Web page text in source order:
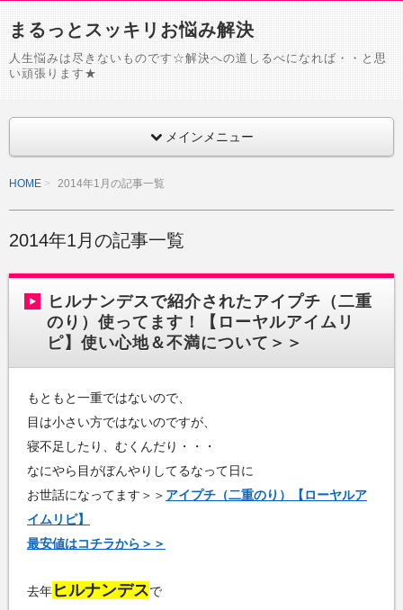
まるっとスッキリお悩み解決
人生悩みは尽きないものです☆解決への道しるべになれば・・と思
い頑張ります★
メインメニュー
HOME 2014年1月の記事一覧
2014年1月の記事一覧
ヒルナンデスで紹介されたアイプチ（二重
のり）使ってます！【ローヤルアイムリ
ピ】使い心地＆不満について＞＞
もともと一重ではないので、
目は小さい方ではないのですが、
寝不足したり、むくんだり・・・
なにやら目がぼんやりしてるなって日に
お世話になってます＞＞ アイプチ（二重のり）【ローヤルア
イムリピ】
最安値はコチラから＞＞
去年ヒルナンデスで